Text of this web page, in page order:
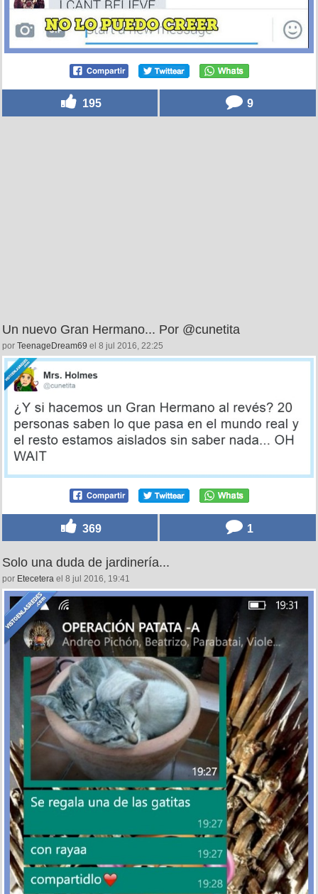
195 9
Un nuevo Gran Hermano... Por @cunetita
por TeenageDream69 el 8 jul 2016, 22:25
369 1
Solo una duda de jardinería...
por Etecetera el 8 jul 2016, 19:41